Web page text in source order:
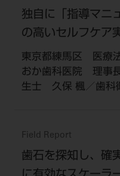
独自に「指導マニ
の高いセルフケア
東京都練馬区 医療
おか歯科医院 理事
生士 久保 楓／歯科
Field Report
歯石を探知し、確